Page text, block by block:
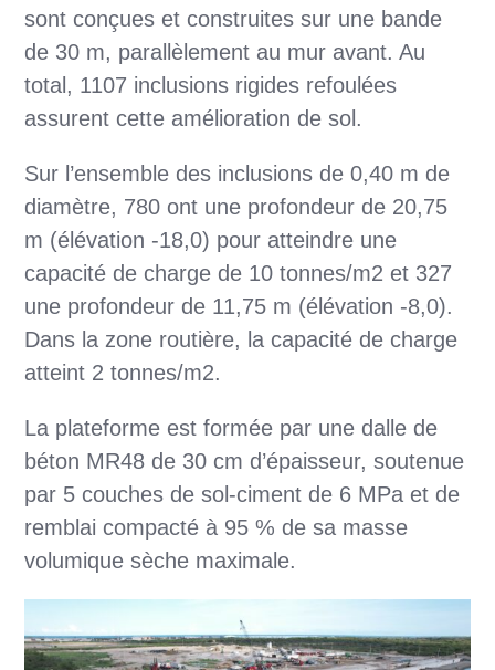
sont conçues et construites sur une bande
de 30 m, parallèlement au mur avant. Au
total, 1107 inclusions rigides refoulées
assurent cette amélioration de sol.
Sur l’ensemble des inclusions de 0,40 m de
diamètre, 780 ont une profondeur de 20,75
m (élévation -18,0) pour atteindre une
capacité de charge de 10 tonnes/m2 et 327
une profondeur de 11,75 m (élévation -8,0).
Dans la zone routière, la capacité de charge
atteint 2 tonnes/m2.
La plateforme est formée par une dalle de
béton MR48 de 30 cm d’épaisseur, soutenue
par 5 couches de sol-ciment de 6 MPa et de
remblai compacté à 95 % de sa masse
volumique sèche maximale.